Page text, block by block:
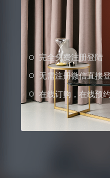
完全免费注册登陆
无需注册微信直接
在线订购，在线预约